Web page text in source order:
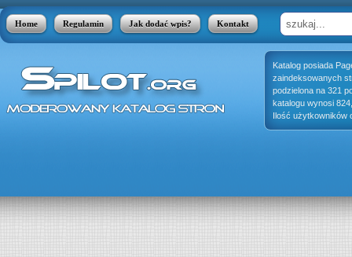
Home Regulamin Jak dodać wpis? Kontakt
Katalog posiada
zaindeksowanych
podzielona na 321
katalogu wynosi
Ilość użytkowników